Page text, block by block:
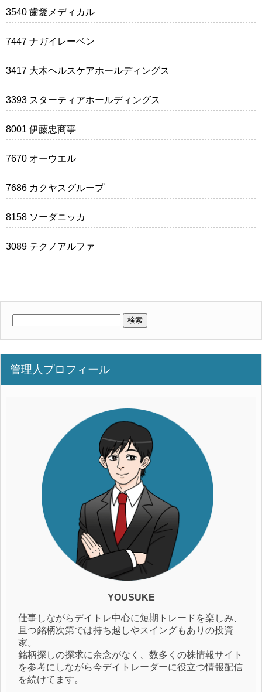
3540 歯愛メディカル
7447 ナガイレーベン
3417 大木ヘルスケアホールディングス
3393 スターティアホールディングス
8001 伊藤忠商事
7670 オーウエル
7686 カクヤスグループ
8158 ソーダニッカ
3089 テクノアルファ
管理人プロフィール
YOUSUKE
仕事しながらデイトレ中心に短期トレードを楽しみ、
且つ銘柄次第では持ち越しやスイングもありの投資
家。
銘柄探しの探求に余念がなく、数多くの株情報サイト
を参考にしながら今デイトレーダーに役立つ情報配信
を続けてます。